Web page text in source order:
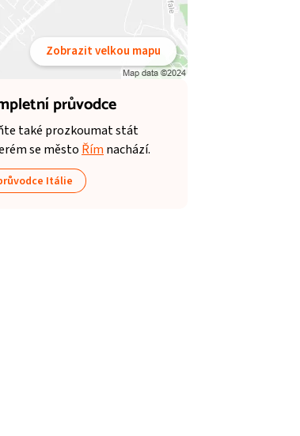
Zobrazit velkou mapu
průvodce
také prozkoumat stát
se město Řím nachází.
Itálie